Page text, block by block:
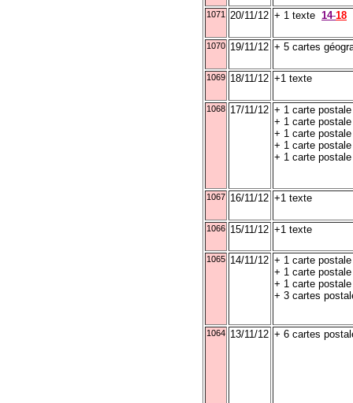
1071 20/11/12 + 1 texte 14-18
1070 19/11/12 + 5 cartes
1069 18/11/12 +1 texte
1068 17/11/12 + 1 carte
+ 1 carte
+ 1 carte
+ 1 carte
+ 1 carte
1067 16/11/12 +1 texte
1066 15/11/12 +1 texte
1065 14/11/12 + 1 carte
+ 1 carte
+ 1 carte
+ 3 cartes
1064 13/11/12 + 6 cartes